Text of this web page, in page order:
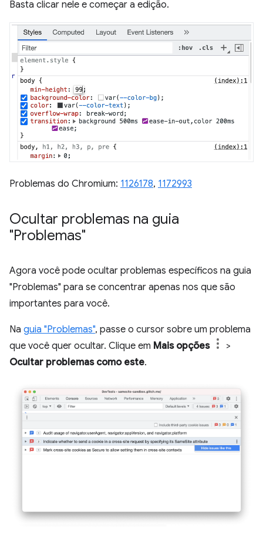
Basta clicar nele e começar a edição.
Problemas do Chromium: 1126178, 1172993
Ocultar problemas na guia
"Problemas"
Agora você pode ocultar problemas específicos na guia
"Problemas" para se concentrar apenas nos que são
importantes para você.
Na guia "Problemas", passe o cursor sobre um problema
que você quer ocultar. Clique em Mais opções
>
Ocultar problemas como este.